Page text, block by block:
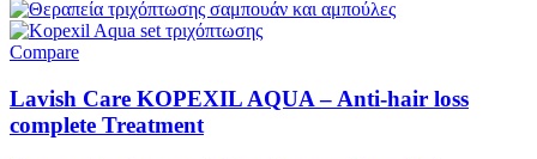
Compare
Lavish Care KOPEXIL AQUA – Anti-hair loss
complete Treatment